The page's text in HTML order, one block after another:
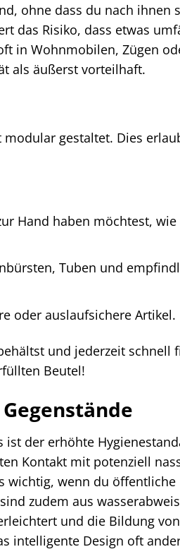
ohne dass du nach ihnen
das Risiko, dass etwas
in Wohnmobilen, Zügen
als äußerst vorteilhaft.
gestaltet. Dies
Hand haben möchtest, wie
Tuben und
oder auslaufsichere Artikel.
und jederzeit schnell
Beutel!
ist der erhöhte
Kontakt mit potenziell
wichtig, wenn du öffentliche
zudem aus
und die Bildung von
intelligente Design oft